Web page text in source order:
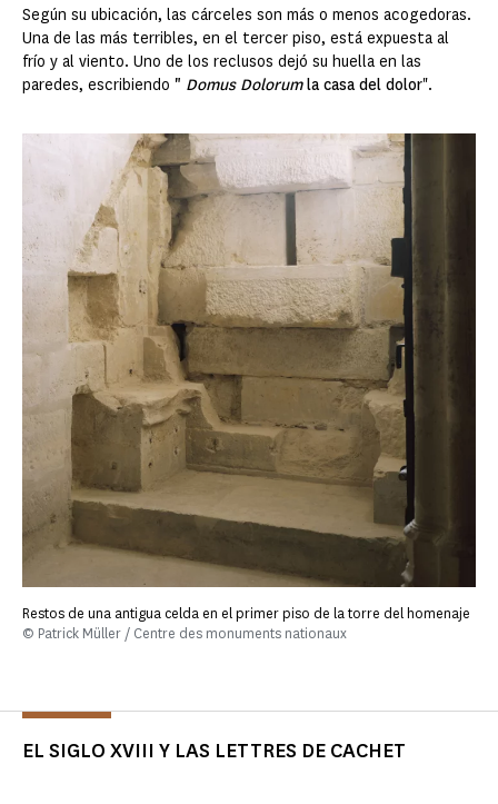
Según su ubicación, las cárceles son más o menos acogedoras.
Una de las más terribles, en el tercer piso, está expuesta al
frío y al viento. Uno de los reclusos dejó su huella en las
paredes, escribiendo " Domus Dolorumla casa del dolor".
Restos de una antigua celda en el primer piso de la torre del homenaje
© Patrick Müller / Centre des monuments nationaux
EL SIGLO XVIII Y LAS LETTRES DE CACHET